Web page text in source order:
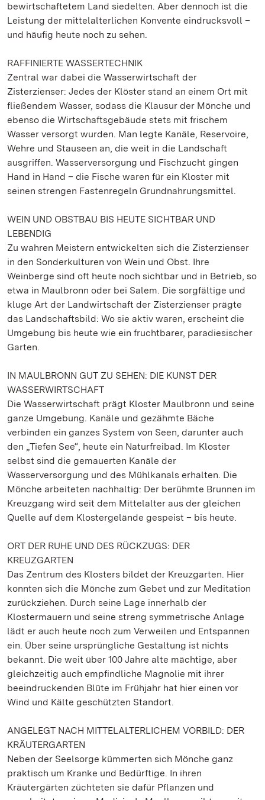
bewirtschaftetem Land siedelten. Aber dennoch ist die
Leistung der mittelalterlichen Konvente eindrucksvoll –
und häufig heute noch zu sehen.
RAFFINIERTE WASSERTECHNIK
Zentral war dabei die Wasserwirtschaft der
Zisterzienser: Jedes der Klöster stand an einem Ort mit
fließendem Wasser, sodass die Klausur der Mönche und
ebenso die Wirtschaftsgebäude stets mit frischem
Wasser versorgt wurden. Man legte Kanäle, Reservoire,
Wehre und Stauseen an, die weit in die Landschaft
ausgriffen. Wasserversorgung und Fischzucht gingen
Hand in Hand – die Fische waren für ein Kloster mit
seinen strengen Fastenregeln Grundnahrungsmittel.
WEIN UND OBSTBAU BIS HEUTE SICHTBAR UND
LEBENDIG
Zu wahren Meistern entwickelten sich die Zisterzienser
in den Sonderkulturen von Wein und Obst. Ihre
Weinberge sind oft heute noch sichtbar und in Betrieb, so
etwa in Maulbronn oder bei Salem. Die sorgfältige und
kluge Art der Landwirtschaft der Zisterzienser prägte
das Landschaftsbild: Wo sie aktiv waren, erscheint die
Umgebung bis heute wie ein fruchtbarer, paradiesischer
Garten.
IN MAULBRONN GUT ZU SEHEN: DIE KUNST DER
WASSERWIRTSCHAFT
Die Wasserwirtschaft prägt Kloster Maulbronn und seine
ganze Umgebung. Kanäle und gezähmte Bäche
verbinden ein ganzes System von Seen, darunter auch
den „Tiefen See“, heute ein Naturfreibad. Im Kloster
selbst sind die gemauerten Kanäle der
Wasserversorgung und des Mühlkanals erhalten. Die
Mönche arbeiteten nachhaltig: Der berühmte Brunnen im
Kreuzgang wird seit dem Mittelalter aus der gleichen
Quelle auf dem Klostergelände gespeist – bis heute.
ORT DER RUHE UND DES RÜCKZUGS: DER
KREUZGARTEN
Das Zentrum des Klosters bildet der Kreuzgarten. Hier
konnten sich die Mönche zum Gebet und zur Meditation
zurückziehen. Durch seine Lage innerhalb der
Klostermauern und seine streng symmetrische Anlage
lädt er auch heute noch zum Verweilen und Entspannen
ein. Über seine ursprüngliche Gestaltung ist nichts
bekannt. Die weit über 100 Jahre alte mächtige, aber
gleichzeitig auch empfindliche Magnolie mit ihrer
beeindruckenden Blüte im Frühjahr hat hier einen vor
Wind und Kälte geschützten Standort.
ANGELEGT NACH MITTELALTERLICHEM VORBILD: DER
KRÄUTERGARTEN
Neben der Seelsorge kümmerten sich Mönche ganz
praktisch um Kranke und Bedürftige. In ihren
Kräutergärten züchteten sie dafür Pflanzen und